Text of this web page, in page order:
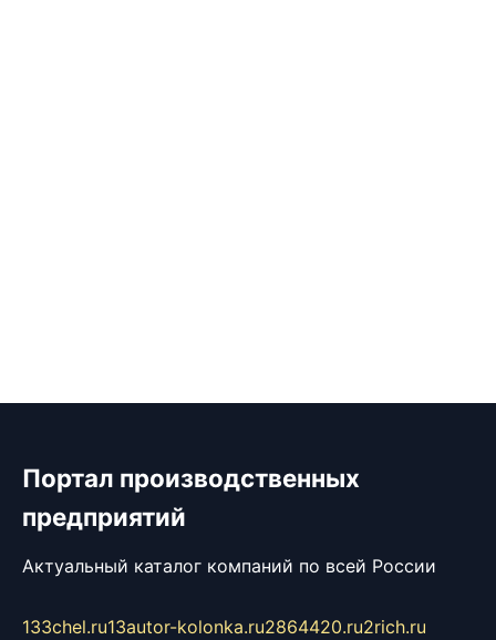
Портал производственных
предприятий
Актуальный каталог компаний по всей России
133chel.ru13autor-kolonka.ru2864420.ru2rich.ru